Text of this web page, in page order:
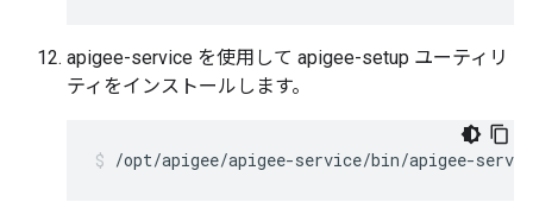
apigee-service を使用して apigee-setup ユーティリ
ティをインストールします。
/opt/apigee/apigee-service/bin/apigee-